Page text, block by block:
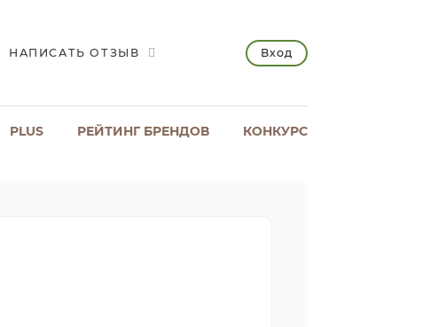
НАПИСАТЬ ОТЗЫВ Вход
PLUS РЕЙТИНГ БРЕНДОВ КОНКУРС